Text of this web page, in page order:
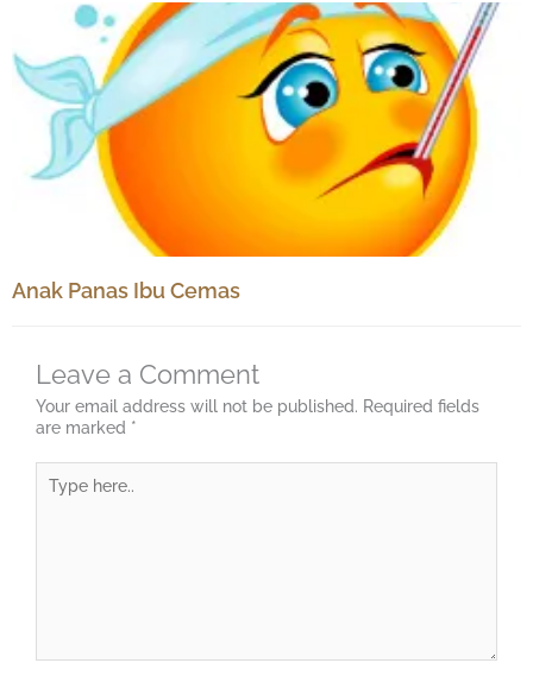
Anak Panas Ibu Cemas
Leave a Comment
Your email address will not be published. Required fields
are marked *
here..